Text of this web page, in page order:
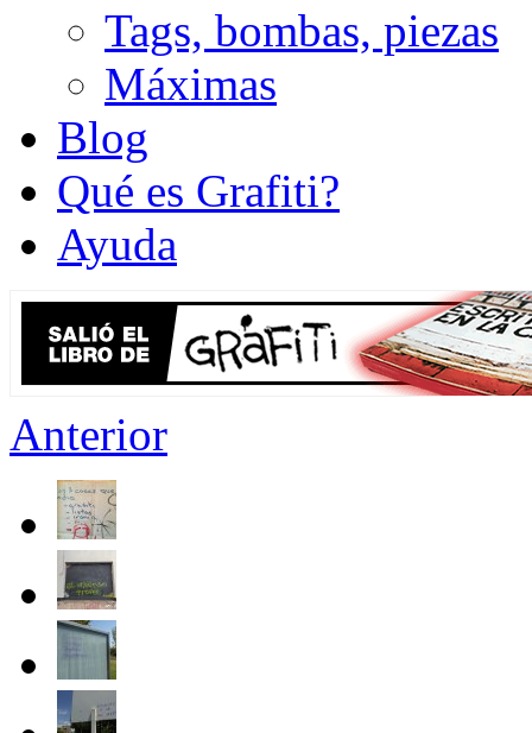
Tags, bombas, piezas
Máximas
Blog
Qué es Grafiti?
Ayuda
Anterior